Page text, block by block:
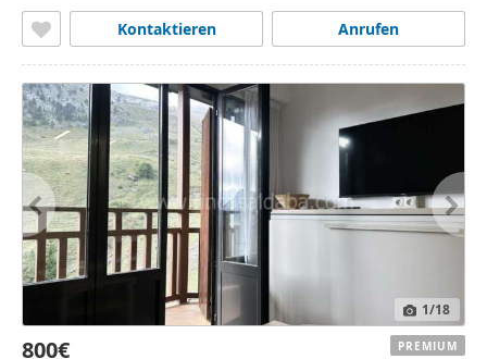
Anrufen
Kontaktieren
1/18
800€ PREMIUM